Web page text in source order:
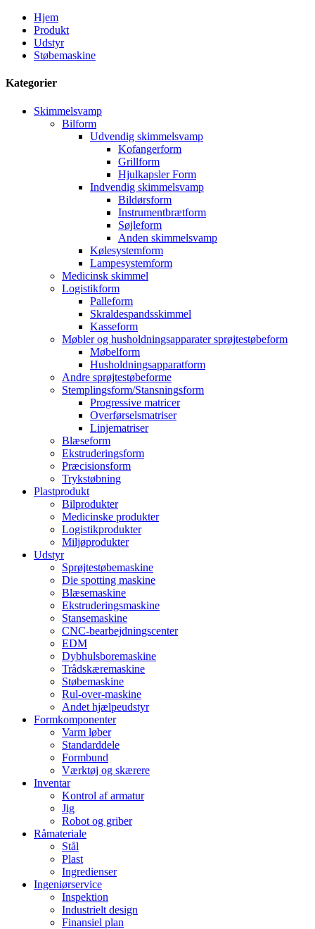
Hjem
Produkt
Udstyr
Støbemaskine
Kategorier
Skimmelsvamp
Bilform
Udvendig skimmelsvamp
Kofangerform
Grillform
Hjulkapsler Form
Indvendig skimmelsvamp
Bildørsform
Instrumentbrætform
Søjleform
Anden skimmelsvamp
Kølesystemform
Lampesystemform
Medicinsk skimmel
Logistikform
Palleform
Skraldespandsskimmel
Kasseform
Møbler og husholdningsapparater sprøjtestøbeform
Møbelform
Husholdningsapparatform
Andre sprøjtestøbeforme
Stemplingsform/Stansningsform
Progressive matricer
Overførselsmatriser
Linjematriser
Blæseform
Ekstruderingsform
Præcisionsform
Trykstøbning
Plastprodukt
Bilprodukter
Medicinske produkter
Logistikprodukter
Miljøprodukter
Udstyr
Sprøjtestøbemaskine
Die spotting maskine
Blæsemaskine
Ekstruderingsmaskine
Stansemaskine
CNC-bearbejdningscenter
EDM
Dybhulsboremaskine
Trådskæremaskine
Støbemaskine
Rul-over-maskine
Andet hjælpeudstyr
Formkomponenter
Varm løber
Standarddele
Formbund
Værktøj og skærere
Inventar
Kontrol af armatur
Jig
Robot og griber
Råmateriale
Stål
Plast
Ingredienser
Ingeniørservice
Inspektion
Industrielt design
Finansiel plan